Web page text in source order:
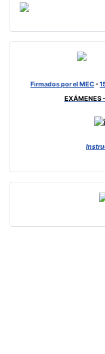
Firmados por el MEC-
EXÁMENES